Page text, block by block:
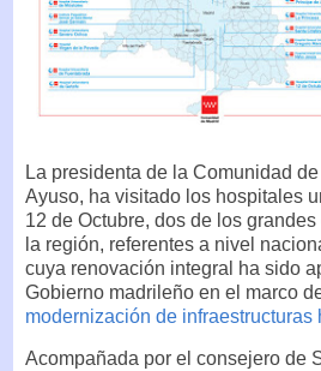
La presidenta de la Comunidad
Ayuso, ha visitado los hospitales
12 de Octubre, dos de los
la región, referentes a nivel
cuya renovación integral ha sido
Gobierno madrileño en el marco
modernización de infraestructuras
Acompañada por el consejero de